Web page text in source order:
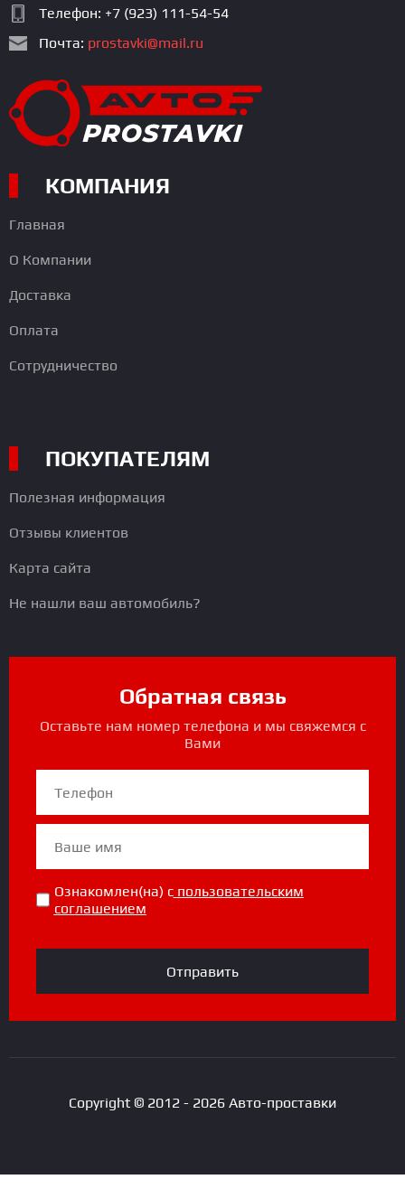
Телефон: +7 (923) 111-54-54
Почта: prostavki@mail.ru
КОМПАНИЯ
Главная
О Компании
Доставка
Оплата
Сотрудничество
ПОКУПАТЕЛЯМ
Полезная информация
Отзывы клиентов
Карта сайта
Не нашли ваш автомобиль?
Обратная связь
Оставьте нам номер телефона и мы свяжемся с
Вами
Ознакомлен(на) с пользовательским
соглашением
Отправить
Copyright © 2012 - 2026 Авто-проставки